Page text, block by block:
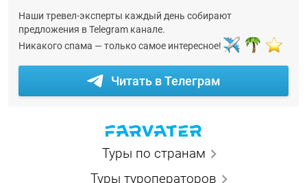
Наши тревел-эксперты каждый день собирают
предложения в Telegram канале.
Никакого спама — только самое интересное!
Читать в Телеграм
Туры по странам
Туры туроператоров